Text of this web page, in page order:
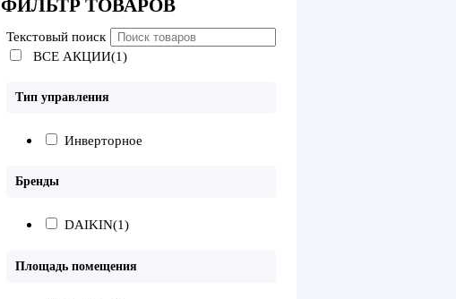
ФИЛЬТР ТОВАРОВ
Текстовый поиск
ВСЕ АКЦИИ(1)
Тип управления
Инверторное
Бренды
DAIKIN(1)
Площадь помещения